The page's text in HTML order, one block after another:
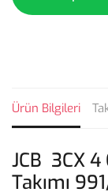
Ürün Bilgileri
JCB 3CX
Takımı